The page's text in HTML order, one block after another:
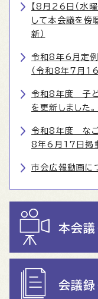
【8月26日（水
して本会議を傍
新）
令和8年6月定例
（令和8年7月16
令和8年度 子ど
を更新しました
令和8年度 なご
8年6月17日掲
市会広報動画に
本会議
会議録